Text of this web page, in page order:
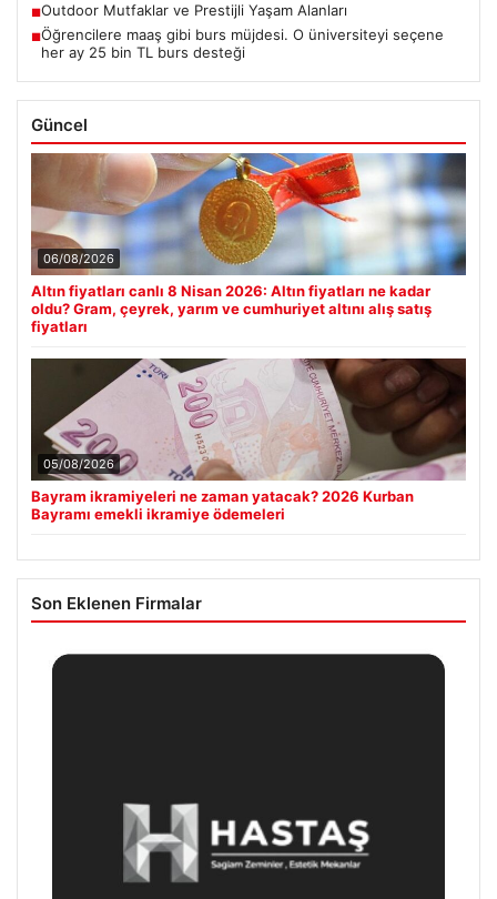
■Outdoor Mutfaklar ve Prestijli Yaşam Alanları
■Öğrencilere maaş gibi burs müjdesi. O üniversiteyi seçene
her ay 25 bin TL burs desteği
Güncel
06/08/2026
Altın fiyatları canlı 8 Nisan 2026: Altın fiyatları ne kadar
oldu? Gram, çeyrek, yarım ve cumhuriyet altını alış satış
fiyatları
05/08/2026
Bayram ikramiyeleri ne zaman yatacak? 2026 Kurban
Bayramı emekli ikramiye ödemeleri
Son Eklenen Firmalar